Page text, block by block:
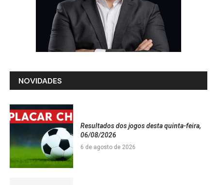
NOVIDADES
Resultados dos jogos desta quinta-feira,
06/08/2026
6 de agosto de 2026